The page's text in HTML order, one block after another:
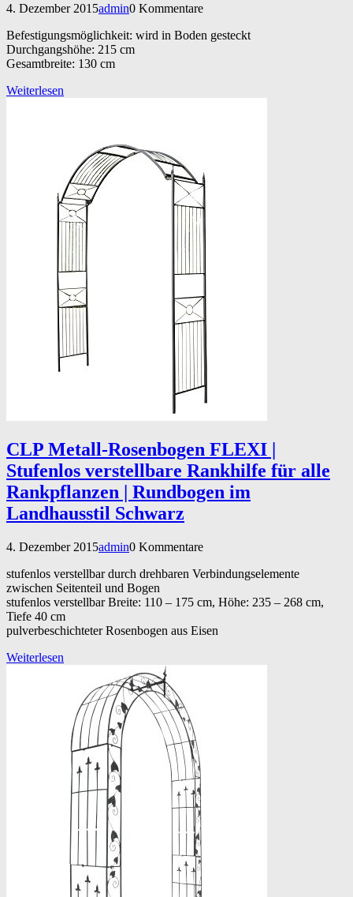
4. Dezember 2015admin0 Kommentare
Befestigungsmöglichkeit: wird in Boden gesteckt
Durchgangshöhe: 215 cm
Gesamtbreite: 130 cm
Weiterlesen
CLP Metall-Rosenbogen FLEXI |
Stufenlos verstellbare Rankhilfe für alle
Rankpflanzen | Rundbogen im
Landhausstil Schwarz
4. Dezember 2015admin0 Kommentare
stufenlos verstellbar durch drehbaren Verbindungselemente
zwischen Seitenteil und Bogen
stufenlos verstellbar Breite: 110 – 175 cm, Höhe: 235 – 268 cm,
Tiefe 40 cm
pulverbeschichteter Rosenbogen aus Eisen
Weiterlesen